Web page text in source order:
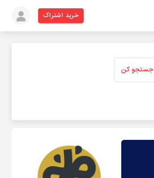
خرید اشتراک
جستجو کن